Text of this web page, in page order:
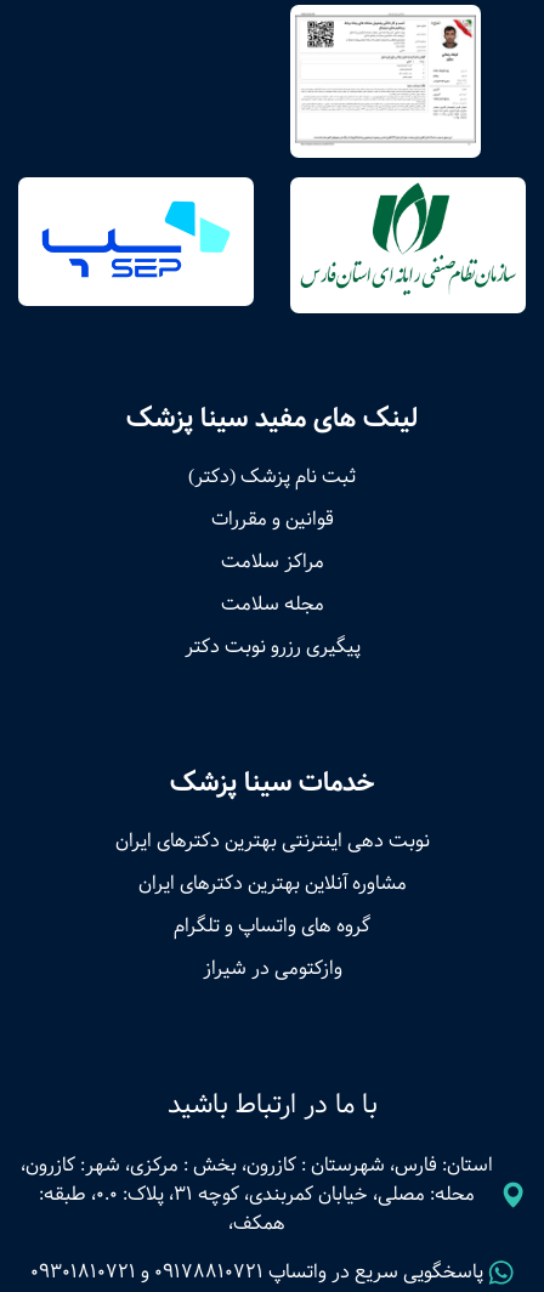
لینک های مفید سینا پزشک
ثبت نام پزشک (دکتر)
قوانین و مقررات
مراکز سلامت
مجله سلامت
پیگیری رزرو نوبت دکتر
خدمات سینا پزشک
نوبت‌ دهی اینترنتی بهترین دکترهای ایران
مشاوره آنلاین بهترین دکترهای ایران
گروه های واتساپ و تلگرام
وازکتومی در شیراز
با ما در ارتباط باشید
استان: فارس، شهرستان : کازرون، بخش : مرکزی، شهر: کازرون،
محله: مصلی، خیابان کمربندی، کوچه 31، پلاک: 0.0، طبقه:
همکف،
پاسخگویی سریع در واتساپ 09178810721 و 09301810721